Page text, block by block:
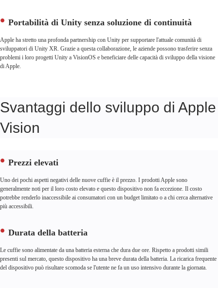
Portabilità di Unity senza soluzione di continuità
Apple ha stretto una profonda partnership con Unity per supportare l'attuale comunità di
sviluppatori di Unity XR. Grazie a questa collaborazione, le aziende possono trasferire senza
problemi i loro progetti Unity a VisionOS e beneficiare delle capacità di sviluppo della visione
di Apple.
Svantaggi dello sviluppo di Apple
Vision
Prezzi elevati
Uno dei pochi aspetti negativi delle nuove cuffie è il prezzo. I prodotti Apple sono
generalmente noti per il loro costo elevato e questo dispositivo non fa eccezione. Il costo
potrebbe renderlo inaccessibile ai consumatori con un budget limitato o a chi cerca alternative
più accessibili.
Durata della batteria
Le cuffie sono alimentate da una batteria esterna che dura due ore. Rispetto a prodotti simili
presenti sul mercato, questo dispositivo ha una breve durata della batteria. La ricarica frequente
del dispositivo può risultare scomoda se l'utente ne fa un uso intensivo durante la giornata.